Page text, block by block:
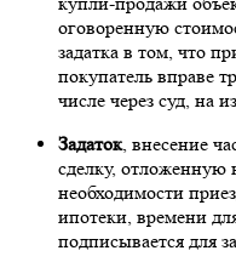
оговоренную
задатка в том, что
покупатель вправе
числе через суд, на
Задаток, внесение
сделку, отложенную
необходимости
ипотеки, времени
подписывается для